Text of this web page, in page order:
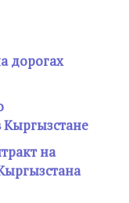
дорогах
Кыргызстане
на